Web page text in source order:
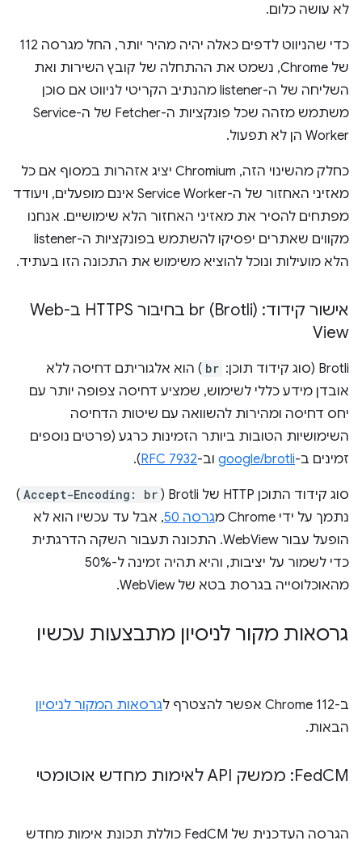
לא עושה כלום.
כדי שהניווט לדפים כאלה יהיה מהיר יותר, החל מגרסה 112
של Chrome, נשמט את ההתחלה של קובץ השירות ואת
השליחה של ה-listener מהנתיב הקריטי לניווט אם סוכן
משתמש מזהה שכל פונקציות ה-Fetcher של ה-Service
Worker הן לא תפעול.
כחלק מהשינוי הזה, Chromium יציג אזהרות במסוף אם כל
מאזיני האחזור של ה-Service Worker אינם מופעלים, ויעודד
מפתחים להסיר את מאזיני האחזור הלא שימושיים. אנחנו
מקווים שאתרים יפסיקו להשתמש בפונקציות ה-listener
הלא מועילות ונוכל להוציא משימוש את התכונה הזו בעתיד.
אישור קידוד: br (Brotli) בחיבור HTTPS ב-Web
View
Brotli (סוג קידוד תוכן: br ) הוא אלגוריתם דחיסה ללא
אובדן מידע כללי לשימוש, שמציע דחיסה צפופה יותר עם
יחס דחיסה ומהירות להשוואה עם שיטות הדחיסה
השימושיות הטובות ביותר הזמינות כרגע (פרטים נוספים
זמינים ב-google/brotli וב-RFC 7932
).
סוג קידוד התוכן HTTP של Brotli ( Accept-Encoding: br
)
נתמך על ידי Chrome מ
גרסה 50
, אבל עד עכשיו הוא לא
הופעל עבור WebView. התכונה תעבור השקה הדרגתית
כדי לשמור על יציבות, והיא תהיה זמינה ל-50%
מהאוכלוסייה בגרסת בטא של WebView.
גרסאות מקור לניסיון מתבצעות עכשיו
ב-Chrome 112 אפשר להצטרף ל
גרסאות המקור לניסיון
הבאות.
FedCM: ממשק API לאימות מחדש אוטומטי
הגרסה העדכנית של FedCM כוללת תכונת אימות מחדש